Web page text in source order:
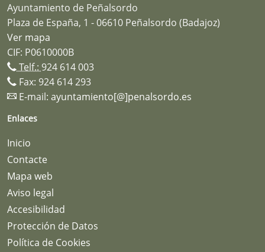
Ayuntamiento de Peñalsordo
Plaza de España, 1 - 06610 Peñalsordo (Badajoz)
Ver mapa
CIF: P0610000B
Telf.: 924 614 003
Fax: 924 614 293
E-mail: ayuntamiento[@]penalsordo.es
Enlaces
Inicio
Contacte
Mapa web
Aviso legal
Accesibilidad
Protección de Datos
Política de Cookies